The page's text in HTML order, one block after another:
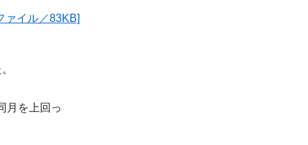
ァイル／83KB]
月を上回っ